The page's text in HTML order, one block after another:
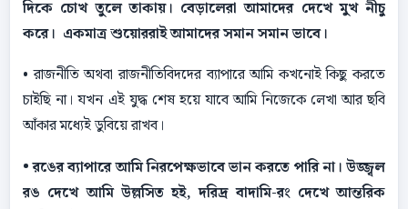
দিকে চোখ তুলে তাকায়। বেড়ালেরা আমাদের দেখে মুখ নীচু
করে। একমাত্র শুয়ােররাই আমাদের সমান সমান ভাবে।
• রাজনীতি অথবা রাজনীতিবিদদের ব্যাপারে আমি কখনােই কিছু করতে
চাইছি না। যখন এই যুদ্ধ শেষ হয়ে যাবে আমি নিজেকে লেখা আর ছবি
আঁকার মধ্যেই ডুবিয়ে রাখব।
• রঙের ব্যাপারে আমি নিরপেক্ষভাবে ভান করতে পারি না। উজ্জ্বল
রঙ দেখে আমি উল্লসিত হই, দরিদ্র বাদামি-রং দেখে আন্তরিক